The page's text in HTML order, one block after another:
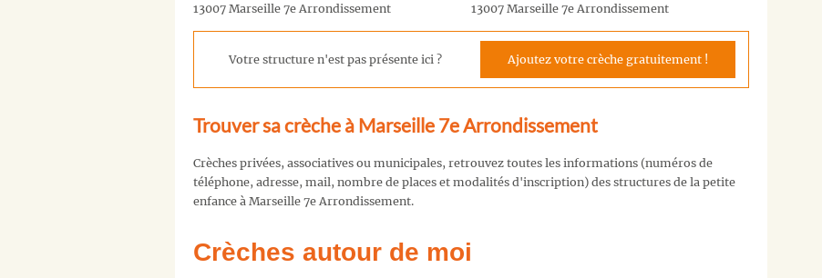
13007 Marseille 7e Arrondissement
13007 Marseille 7e Arrondissement
Votre structure n'est pas présente ici ? Ajoutez votre crèche gratuitement !
Trouver sa crèche à Marseille 7e Arrondissement
Crèches privées, associatives ou municipales, retrouvez toutes les informations (numéros de
téléphone, adresse, mail, nombre de places et modalités d'inscription) des structures de la petite
enfance à Marseille 7e Arrondissement.
Crèches autour de moi